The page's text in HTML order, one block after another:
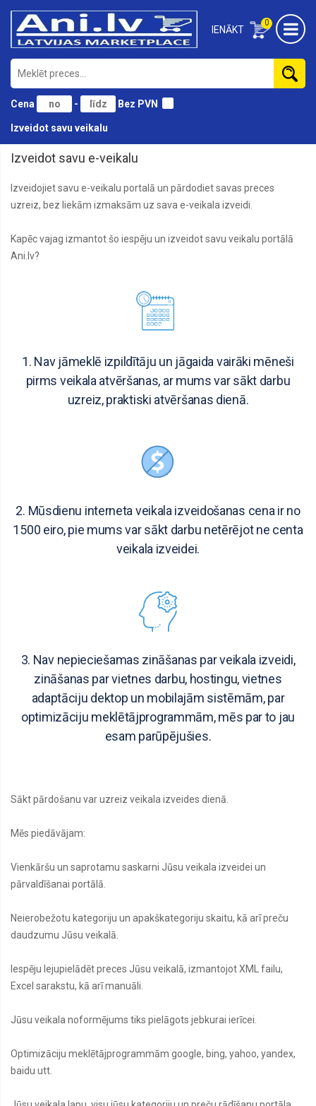
0
IENĀKT
Cena - Bez PVN
Izveidot savu veikalu
Izveidot savu e-veikalu
Izveidojiet savu e-veikalu portalā un pārdodiet savas preces
uzreiz, bez liekām izmaksām uz sava e-veikala izveidi.
Kapēc vajag izmantot šo iespēju un izveidot savu veikalu portālā
Ani.lv?
1. Nav jāmeklē izpildītāju un jāgaida vairāki mēneši
pirms veikala atvēršanas, ar mums var sākt darbu
uzreiz, praktiski atvēršanas dienā.
2. Mūsdienu interneta veikala izveidošanas cena ir no
1500 eiro, pie mums var sākt darbu netērējot ne centa
veikala izveidei.
3. Nav nepieciešamas zināšanas par veikala izveidi,
zināšanas par vietnes darbu, hostingu, vietnes
adaptāciju dektop un mobilajām sistēmām, par
optimizāciju meklētājprogrammām, mēs par to jau
esam parūpējušies.
Sākt pārdošanu var uzreiz veikala izveides dienā.
Mēs piedāvājam:
Vienkāršu un saprotamu saskarni Jūsu veikala izveidei un
pārvaldīšanai portālā.
Neierobežotu kategoriju un apakškategoriju skaitu, kā arī preču
daudzumu Jūsu veikalā.
Iespēju lejupielādēt preces Jūsu veikalā, izmantojot XML failu,
Excel sarakstu, kā arī manuāli.
Jūsu veikala noformējums tiks pielāgots jebkurai ierīcei.
Optimizāciju meklētājprogrammām google, bing, yahoo, yandex,
baidu utt.